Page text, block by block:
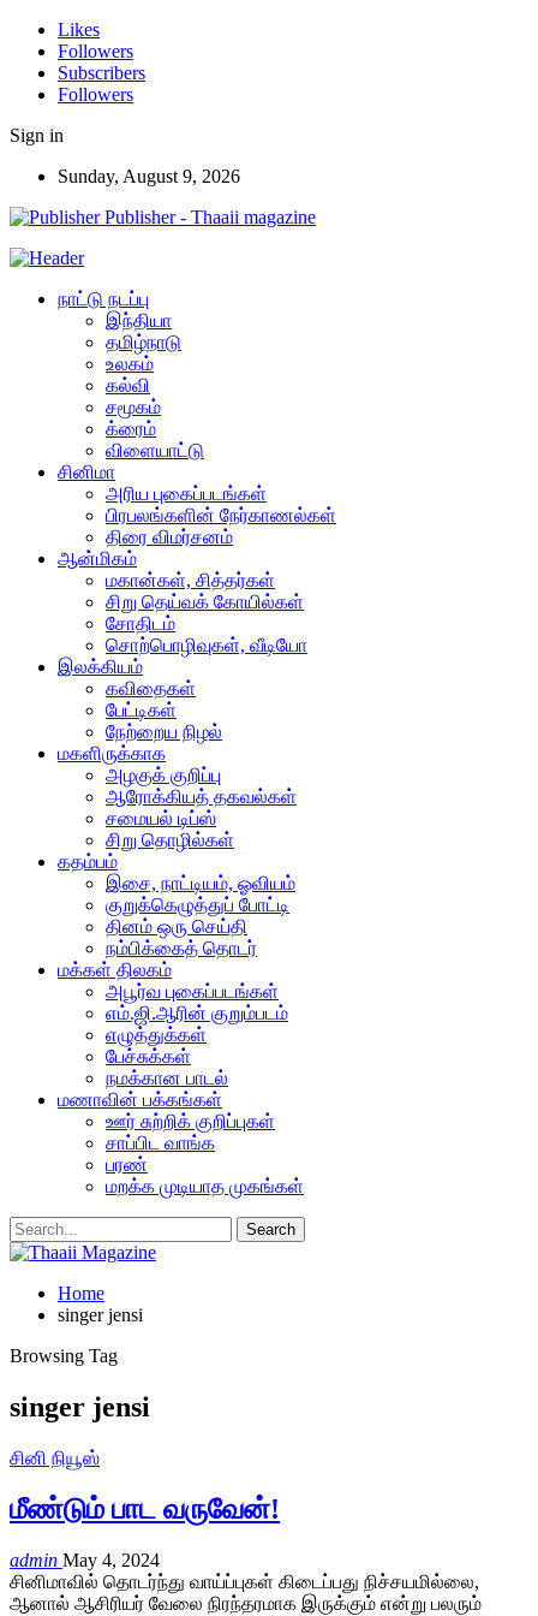
Likes
Followers
Subscribers
Followers
Sign in
Sunday, August 9, 2026
Publisher - Thaaii magazine
நாட்டு நடப்பு
இந்தியா
தமிழ்நாடு
உலகம்
கல்வி
சமூகம்
க்ரைம்
விளையாட்டு
சினிமா
அரிய புகைப்படங்கள்
பிரபலங்களின் நேர்காணல்கள்
திரை விமர்சனம்
ஆன்மிகம்
மகான்கள், சித்தர்கள்
சிறு தெய்வக் கோயில்கள்
சோதிடம்
சொற்பொழிவுகள், வீடியோ
இலக்கியம்
கவிதைகள்
பேட்டிகள்
நேற்றைய நிழல்
மகளிருக்காக
அழகுக் குறிப்பு
ஆரோக்கியத் தகவல்கள்
சமையல் டிப்ஸ்
சிறு தொழில்கள்
கதம்பம்
இசை, நாட்டியம், ஓவியம்
குறுக்கெழுத்துப் போட்டி
தினம் ஒரு செய்தி
நம்பிக்கைத் தொடர்
மக்கள் திலகம்
அபூர்வ புகைப்படங்கள்
எம்.ஜி.ஆரின் குறும்படம்
எழுத்துக்கள்
பேச்சுக்கள்
நமக்கான பாடல்
மணாவின் பக்கங்கள்
ஊர் சுற்றிக் குறிப்புகள்
சாப்பிட வாங்க
பரண்
மறக்க முடியாத முகங்கள்
Home
singer jensi
Browsing Tag
singer jensi
சினி நியூஸ்
மீண்டும் பாட வருவேன்!
admin May 4, 2024
சினிமாவில் தொடர்ந்து வாய்ப்புகள் கிடைப்பது நிச்சயமில்லை,
ஆனால் ஆசிரியர் வேலை நிரந்தரமாக இருக்கும் என்று பலரும்